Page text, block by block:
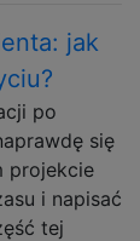
jak
po
się
projekcie
i napisać
tej